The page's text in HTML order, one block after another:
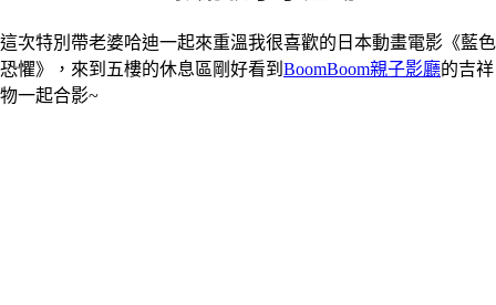
這次特別帶老婆哈迪一起來重溫我很喜歡的日本動畫電影《藍色
恐懼》，來到五樓的休息區剛好看到 BoomBoom親子影廳的吉祥
物一起合影~